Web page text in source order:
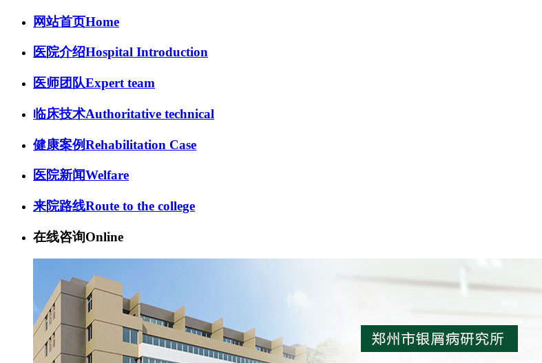
网站首页Home
医院介绍Hospital Introduction
医师团队Expert team
临床技术Authoritative technical
健康案例Rehabilitation Case
医院新闻Welfare
来院路线Route to the college
在线咨询Online